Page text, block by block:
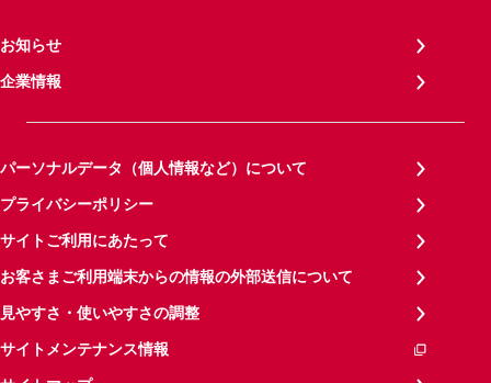
お知らせ
企業情報
パーソナルデータ（個人情報など）について
プライバシーポリシー
サイトご利用にあたって
お客さまご利用端末からの情報の外部送信について
見やすさ・使いやすさの調整
サイトメンテナンス情報